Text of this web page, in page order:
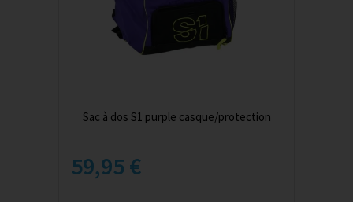
Sac à dos S1 purple casque/protection
59,95 €